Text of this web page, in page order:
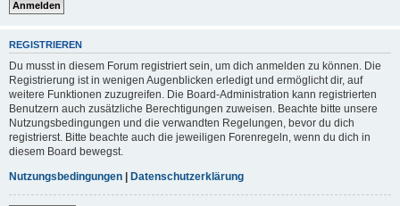
REGISTRIEREN
Du musst in diesem Forum registriert sein, um dich anmelden zu können. Die
Registrierung ist in wenigen Augenblicken erledigt und ermöglicht dir, auf
weitere Funktionen zuzugreifen. Die Board-Administration kann registrierten
Benutzern auch zusätzliche Berechtigungen zuweisen. Beachte bitte unsere
Nutzungsbedingungen und die verwandten Regelungen, bevor du dich
registrierst. Bitte beachte auch die jeweiligen Forenregeln, wenn du dich in
diesem Board bewegst.
Nutzungsbedingungen | Datenschutzerklärung